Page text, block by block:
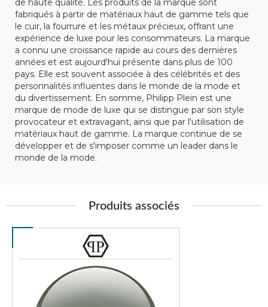
de haute qualité. Les produits de la marque sont
fabriqués à partir de matériaux haut de gamme tels que
le cuir, la fourrure et les métaux précieux, offrant une
expérience de luxe pour les consommateurs. La marque
a connu une croissance rapide au cours des dernières
années et est aujourd'hui présente dans plus de 100
pays. Elle est souvent associée à des célébrités et des
personnalités influentes dans le monde de la mode et
du divertissement. En somme, Philipp Plein est une
marque de mode de luxe qui se distingue par son style
provocateur et extravagant, ainsi que par l'utilisation de
matériaux haut de gamme. La marque continue de se
développer et de s'imposer comme un leader dans le
monde de la mode.
Produits associés